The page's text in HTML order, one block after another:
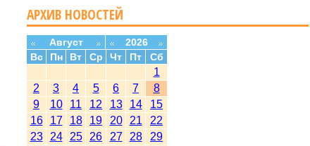
АРХИВ НОВОСТЕЙ
Август
2026
Вс
Пн Вт Ср Чт Пт Сб
1
2
3 4 5 6 7
8
9
10 11 12 13 14
15
16
17 18 19 20 21
22
23
24 25 26 27 28
29